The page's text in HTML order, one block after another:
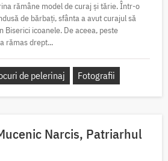
rămâne model de curaj și tărie. Într-o
de bărbați, sfânta a avut curajul să
Biserici icoanele. De aceea, peste
rămas drept...
de pelerinaj Fotografii
Narcis, Patriarhul